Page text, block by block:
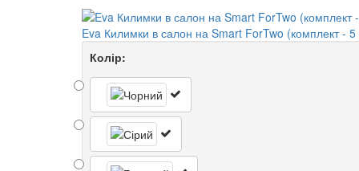
Eva Килимки в салон на Smart ForTwo (комплект -
Колір: